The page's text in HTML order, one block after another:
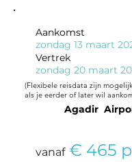
Aankomst
zondag 13 maart
Vertrek
zondag 20 maart
(Flexibele reisdata zijn
als je eerder of later wil
Agadir
vanaf € 465